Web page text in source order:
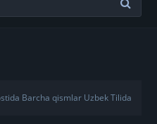
Barcha qismlar Uzbek Tilida